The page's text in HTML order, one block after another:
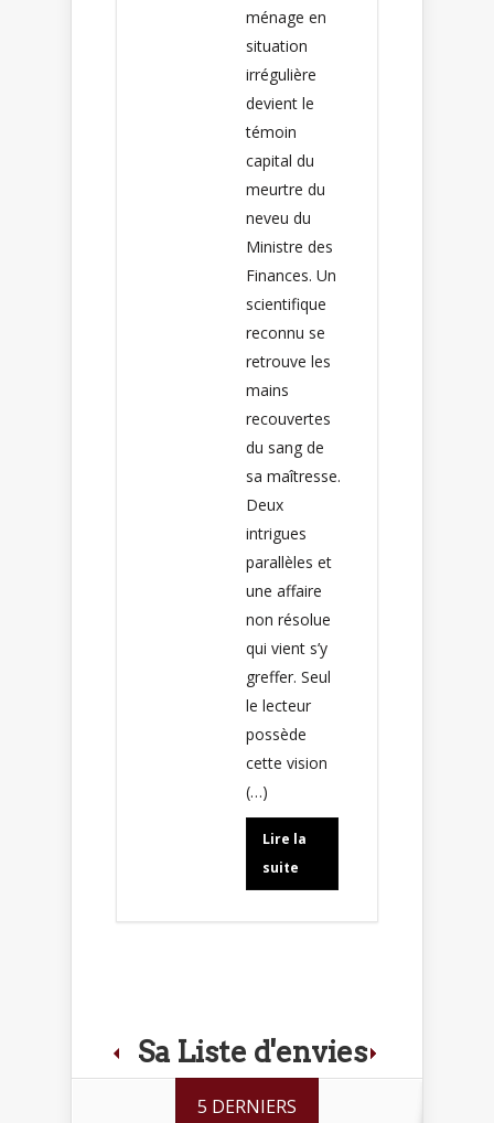
ménage en
situation
irrégulière
devient le
témoin
capital du
meurtre du
neveu du
Ministre des
Finances. Un
scientifique
reconnu se
retrouve les
mains
recouvertes
du sang de
sa maîtresse.
Deux
intrigues
parallèles et
une affaire
non résolue
qui vient s’y
greffer. Seul
le lecteur
possède
cette vision
(…)
Lire la
suite
Sa Liste d'envies
5 DERNIERS